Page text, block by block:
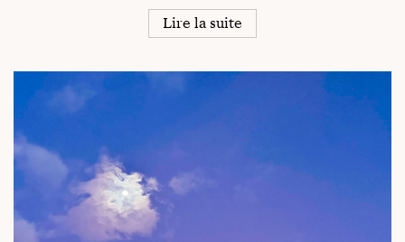
Lire la suite